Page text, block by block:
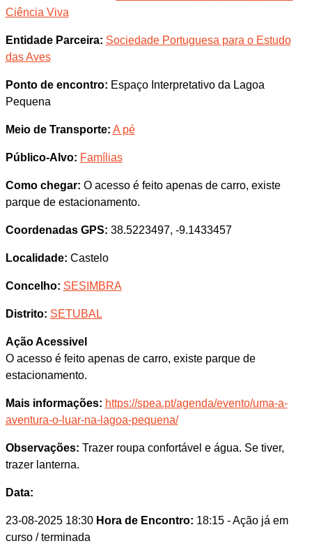
Ciência Viva
Entidade Parceira: Sociedade Portuguesa para o Estudo
das Aves
Ponto de encontro: Espaço Interpretativo da Lagoa
Pequena
Meio de Transporte: A pé
Público-Alvo: Famílias
Como chegar: O acesso é feito apenas de carro, existe
parque de estacionamento.
Coordenadas GPS: 38.5223497, -9.1433457
Localidade: Castelo
Concelho: SESIMBRA
Distrito: SETUBAL
Ação Acessivel
O acesso é feito apenas de carro, existe parque de
estacionamento.
Mais informações: https://spea.pt/agenda/evento/uma-a-
aventura-o-luar-na-lagoa-pequena/
Observações: Trazer roupa confortável e água. Se tiver,
trazer lanterna.
Data:
23-08-2025 18:30 Hora de Encontro: 18:15 - Ação já em
curso / terminada